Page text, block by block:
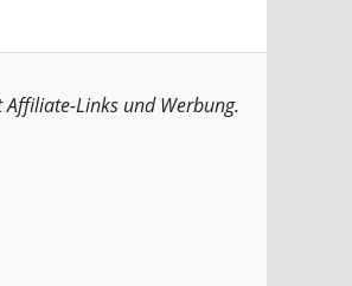
Affiliate-Links und Werbung.